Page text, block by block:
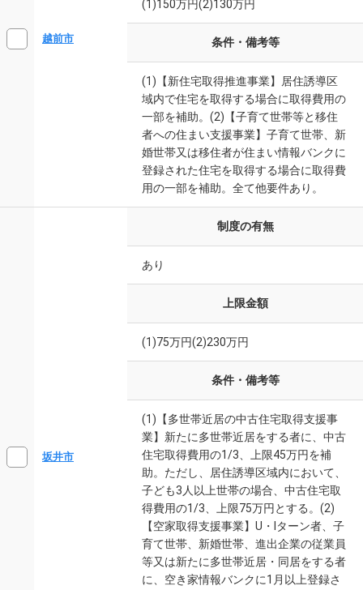
越前市
(1)150万円(2)130万円
条件・備考等
(1)【新住宅取得推進事業】居住誘導区
域内で住宅を取得する場合に取得費用の
一部を補助。(2)【子育て世帯等と移住
者への住まい支援事業】子育て世帯、新
婚世帯又は移住者が住まい情報バンクに
登録された住宅を取得する場合に取得費
用の一部を補助。全て他要件あり。
坂井市
制度の有無
あり
上限金額
(1)75万円(2)230万円
条件・備考等
(1)【多世帯近居の中古住宅取得支援事
業】新たに多世帯近居をする者に、中古
住宅取得費用の1/3、上限45万円を補
助。ただし、居住誘導区域内において、
子ども3人以上世帯の場合、中古住宅取
得費用の1/3、上限75万円とする。(2)
【空家取得支援事業】U・Iターン者、子
育て世帯、新婚世帯、進出企業の従業員
等又は新たに多世帯近居・同居をする者
に、空き家情報バンクに1月以上登録さ